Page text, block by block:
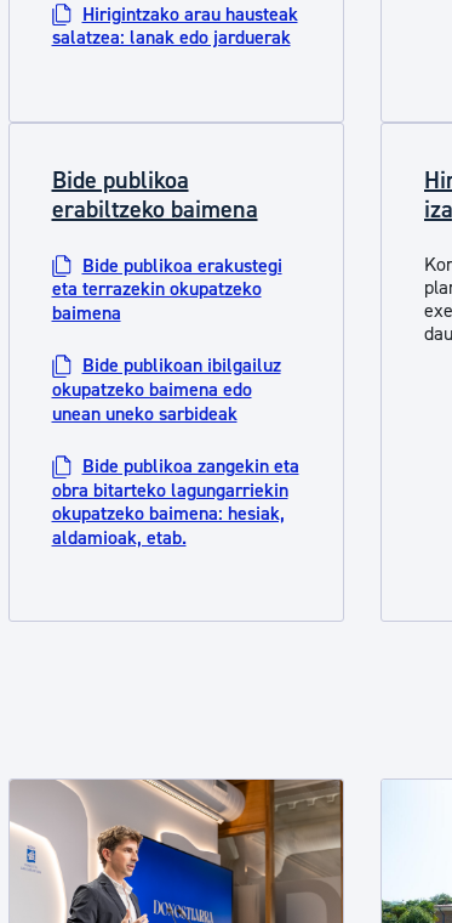
Hirigintzako arau hausteak
salatzea: lanak edo jarduerak
Bide publikoa
erabiltzeko baimena
Bide publikoa erakustegi
eta terrazekin okupatzeko
baimena
Bide publikoan ibilgailuz
okupatzeko baimena edo
unean uneko sarbideak
Bide publikoa zangekin eta
obra bitarteko lagungarriekin
okupatzeko baimena: hesiak,
aldamioak, etab.